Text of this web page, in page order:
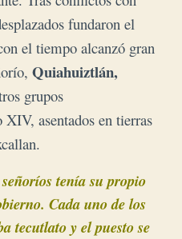
fundaron el
el tiempo alcanzó gran
Quiahuiztlán,
grupos
asentados en tierras
tenía su propio
Cada uno de los
tecutlato y el puesto se